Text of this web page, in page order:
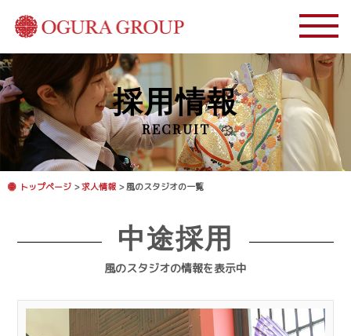
採用情報
RECRUIT
トップページ >求人情報 > 風のスタジオの一覧
中途採用
風のスタジオの情報を表示中